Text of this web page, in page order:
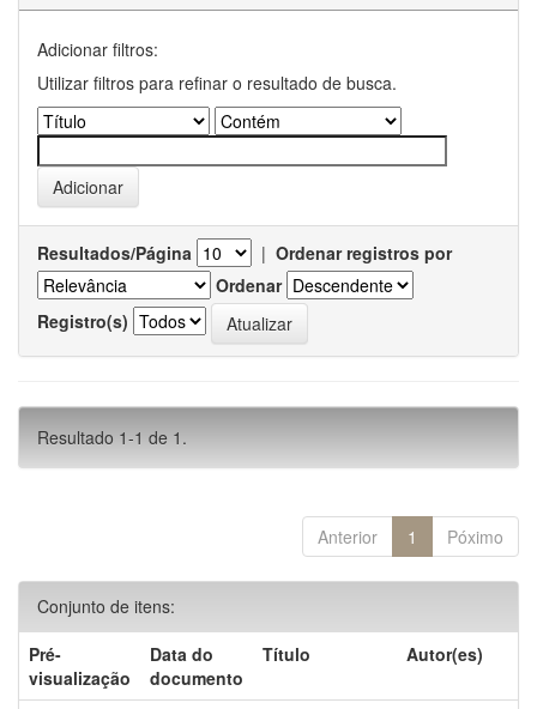
Adicionar filtros:
Utilizar filtros para refinar o resultado de busca.
Resultados/Página | Ordenar registros por
Ordenar
Registro(s)
Resultado 1-1 de 1.
Anterior 1 Póximo
Conjunto de itens:
Pré-
visualização
Data do
documento
Título Autor(es)